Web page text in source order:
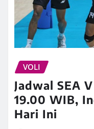
VOLI
Jadwal SEA
19.00 WIB,
Hari Ini